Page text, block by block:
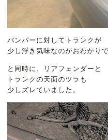
バンパーに対してトランクが
少し浮き気味なのがおわかり
と同時に、リアフェンダーと
トランクの天面のツラも
少しズレていました。